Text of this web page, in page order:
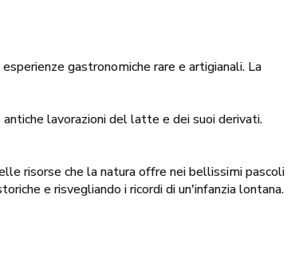
gastronomiche rare e artigianali. La
lavorazioni del latte e dei suoi derivati.
risorse che la natura offre nei bellissimi pascoli
e risvegliando i ricordi di un'infanzia lontana.